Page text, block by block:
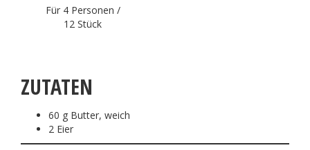
Für 4 Personen /
12 Stück
ZUTATEN
60 g Butter, weich
2 Eier